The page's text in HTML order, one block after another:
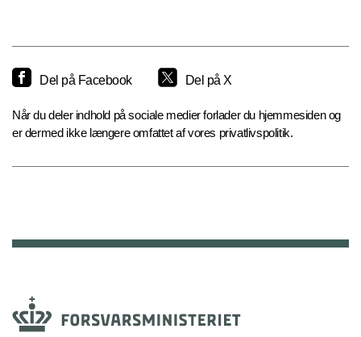
Del på Facebook Del på X
Når du deler indhold på sociale medier forlader du hjemmesiden og
er dermed ikke længere omfattet af vores privatlivspolitik.